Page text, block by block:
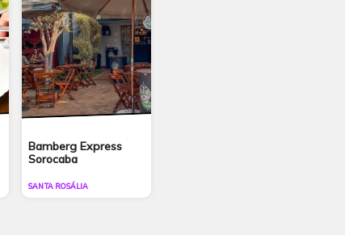
Bamberg Express
Sorocaba
SANTA ROSÁLIA